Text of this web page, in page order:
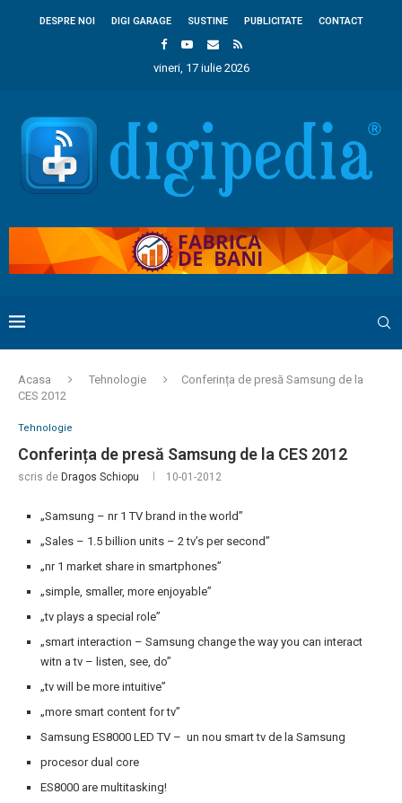
DESPRE NOI DIGI GARAGE SUSTINE PUBLICITATE CONTACT
vineri, 17 iulie 2026
Acasa Tehnologie
Conferința de presă Samsung de la
CES 2012
Tehnologie
Conferința de presă Samsung de la CES 2012
scris de Dragos Schiopu 10-01-2012
„Samsung – nr 1 TV brand in the world”
„Sales – 1.5 billion units – 2 tv’s per second”
„nr 1 market share in smartphones”
„simple, smaller, more enjoyable”
„tv plays a special role”
„smart interaction – Samsung change the way you can interact
witn a tv – listen, see, do”
„tv will be more intuitive”
„more smart content for tv”
Samsung ES8000 LED TV – un nou smart tv de la Samsung
procesor dual core
ES8000 are multitasking!